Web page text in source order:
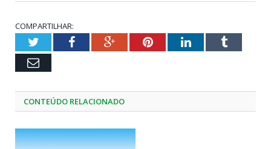
COMPARTILHAR:
TwitterFacebookGoogle+PinterestLinkedInTumblr
Email
CONTEÚDO RELACIONADO